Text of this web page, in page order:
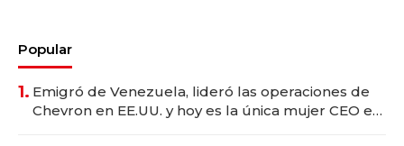
Popular
1. Emigró de Venezuela, lideró las operaciones de
Chevron en EE.UU. y hoy es la única mujer CEO en